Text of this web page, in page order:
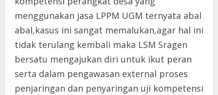
menggunakan jasa LPPM UGM ternyata abal
abal,kasus ini sangat memalukan,agar hal ini
tidak terulang kembali maka LSM Sragen
bersatu mengajukan diri untuk ikut peran
serta dalam pengawasan external proses
penjaringan dan penyaringan uji kompetensi